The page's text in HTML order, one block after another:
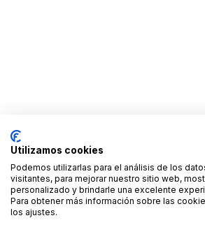
Utilizamos cookies
Podemos utilizarlas para el análisis de los
visitantes, para mejorar nuestro sitio web,
personalizado y brindarle una excelente
Para obtener más información sobre las
los ajustes.